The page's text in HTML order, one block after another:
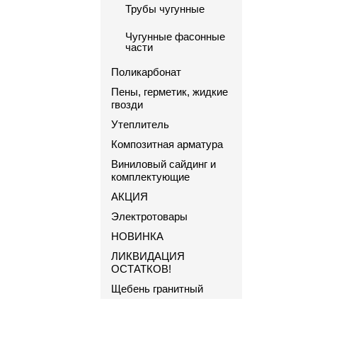
Трубы чугунные
Чугунные фасонные
части
Поликарбонат
Пены, герметик, жидкие
гвозди
Утеплитель
Композитная арматура
Виниловый сайдинг и
комплектующие
АКЦИЯ
Электротовары
НОВИНКА
ЛИКВИДАЦИЯ
ОСТАТКОВ!
Щебень гранитный